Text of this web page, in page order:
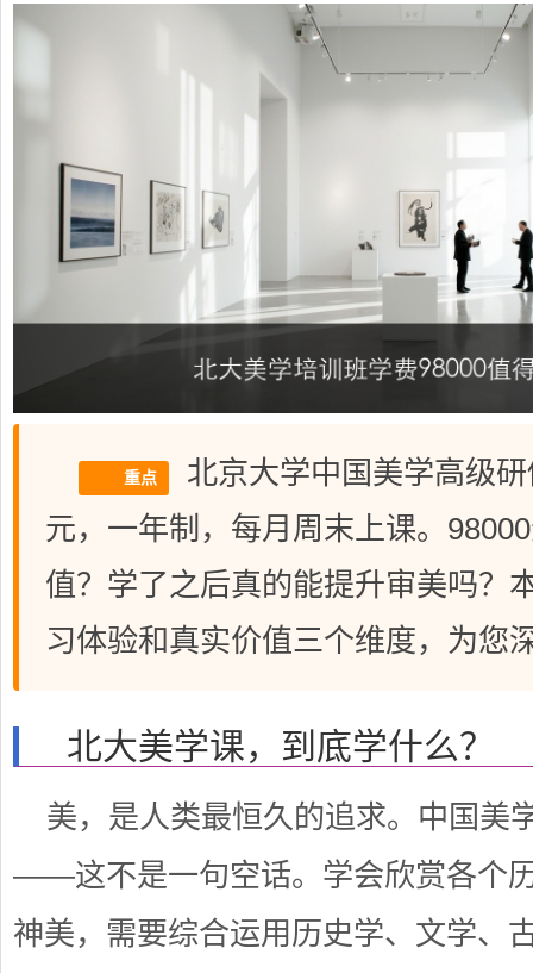
重点
北京大学中国美学高级
元，一年制，每月周末上课。
值？学了之后真的能提升审美吗？
习体验和真实价值三个维度，为您
北大美学课，到底学什么？
美，是人类最恒久的追求。中国美
——这不是一句空话。学会欣赏各个
神美，需要综合运用历史学、文学、